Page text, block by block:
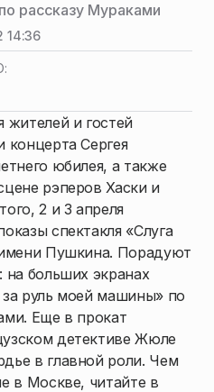
рассказу Мураками
14:36
жителей и гостей
концерта Сергея
юбилея, а также
рэперов Хаски и
2 и 3 апреля
спектакля «Слуга
Пушкина. Порадуют
на больших экранах
руль моей машины» по
Еще в прокат
детективе Жюле
в главной роли. Чем
в Москве, читайте в